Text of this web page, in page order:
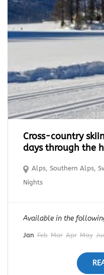
Cross-country
days through the
Alps,Southern Alps,
Nights
Available in the
Jan Feb Mar Apr May